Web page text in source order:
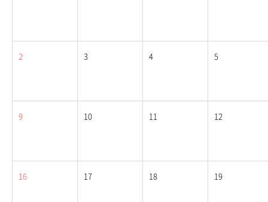
2 3 4 5
9 10 11 12
16 17 18 19